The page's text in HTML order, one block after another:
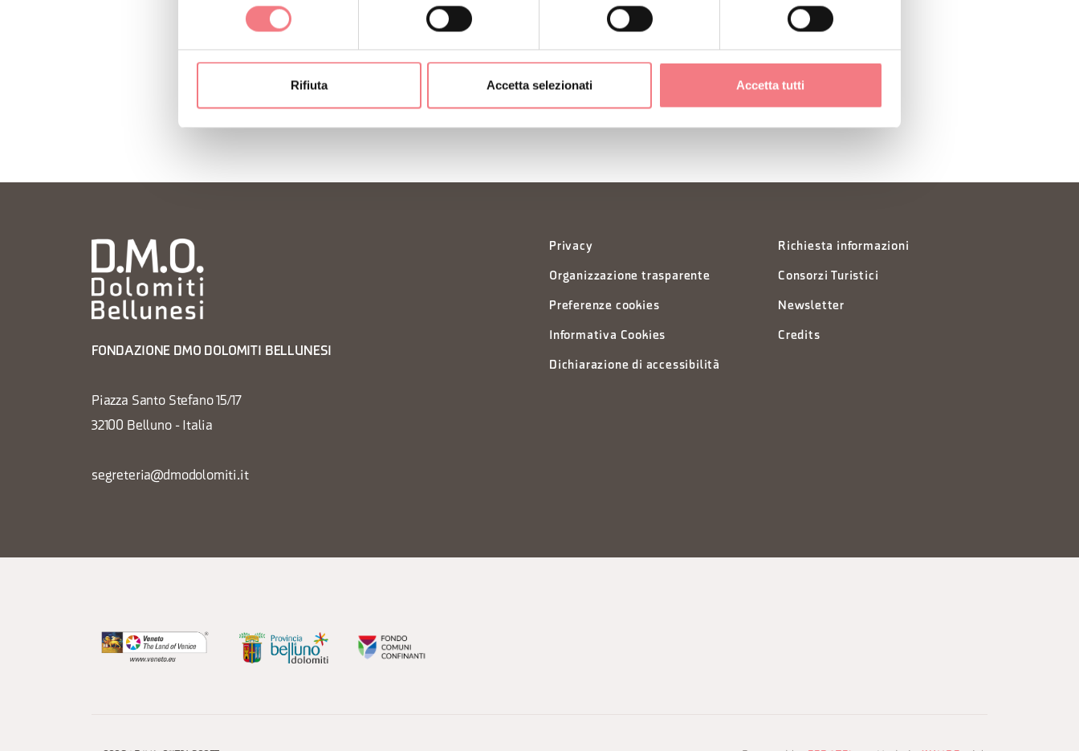
Rifiuta Accetta selezionati Accetta tutti
FONDAZIONE DMO DOLOMITI BELLUNESI
Piazza Santo Stefano 15/17
32100 Belluno - Italia
segreteria@dmodolomiti.it
Privacy
Organizzazione trasparente
Preferenze cookies
Informativa Cookies
Dichiarazione di accessibilità
Richiesta informazioni
Consorzi Turistici
Newsletter
Credits